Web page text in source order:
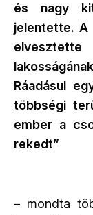
és nagy
jelentette. A
Ráadásul
többségi
ember a
rekedt”
– mondta